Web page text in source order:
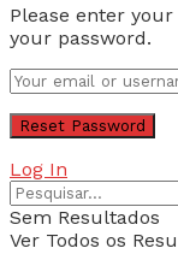
Please enter
your password.
Log In
Sem Resultados
Ver Todos os